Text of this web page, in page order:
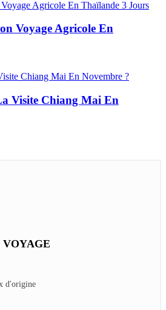
Voyage Agricole En
Visite Chiang Mai En
d'origine